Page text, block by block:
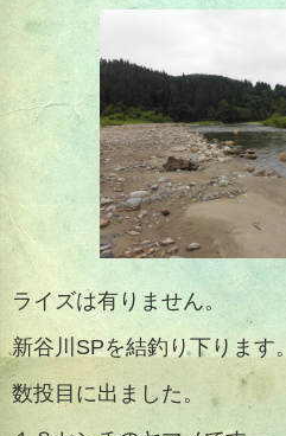
ライズは有りません。
新谷川SPを結釣り下ります。
数投目に出ました。